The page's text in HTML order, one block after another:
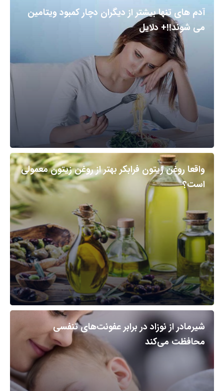
آدم های تنها بیشتر از دیگران دچار کمبود ویتامین
می شوند!!+ دلایل
واقعا روغن زیتون فرابکر بهتر از روغن زیتون معمولی
است؟
شیرمادر از نوزاد در برابر عفونت‌های تنفسی
محافظت می‌کند